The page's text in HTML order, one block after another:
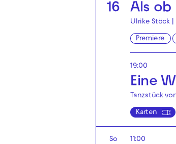
16 Als ob
Ulrike Stöck
Premiere
19:00
Eine
Tanzstück
Karten
So 11:00